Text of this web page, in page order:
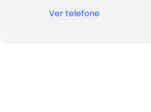
Ver telefone